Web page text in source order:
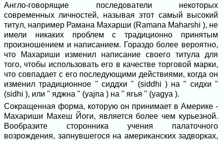
Англо-говорящие последователи некоторых
современных личностей, называя этот самый высокий
титул, например Рамана Махарши (Ramana Maharshi ), не
имели никаких проблем с традиционно принятым
произношением и написанием. Гораздо более вероятно,
что Махариши изменил написание своего титула для
того, чтобы использовать его в качестве торговой марки,
что совпадает с его последующими действиями, когда он
изменил традиционное " сиддхи " (siddhi ) на " сидхи "
(sidhi ), или " яджна " (yajna ) на " ягья " (yagya ).
Сокращенная форма, которую он принимает в Америке -
Махариши Махеш Йоги, является более чем курьезной.
Вообразите сторонника учения палаточного
возрождения, запнувшегося на американских задворках,